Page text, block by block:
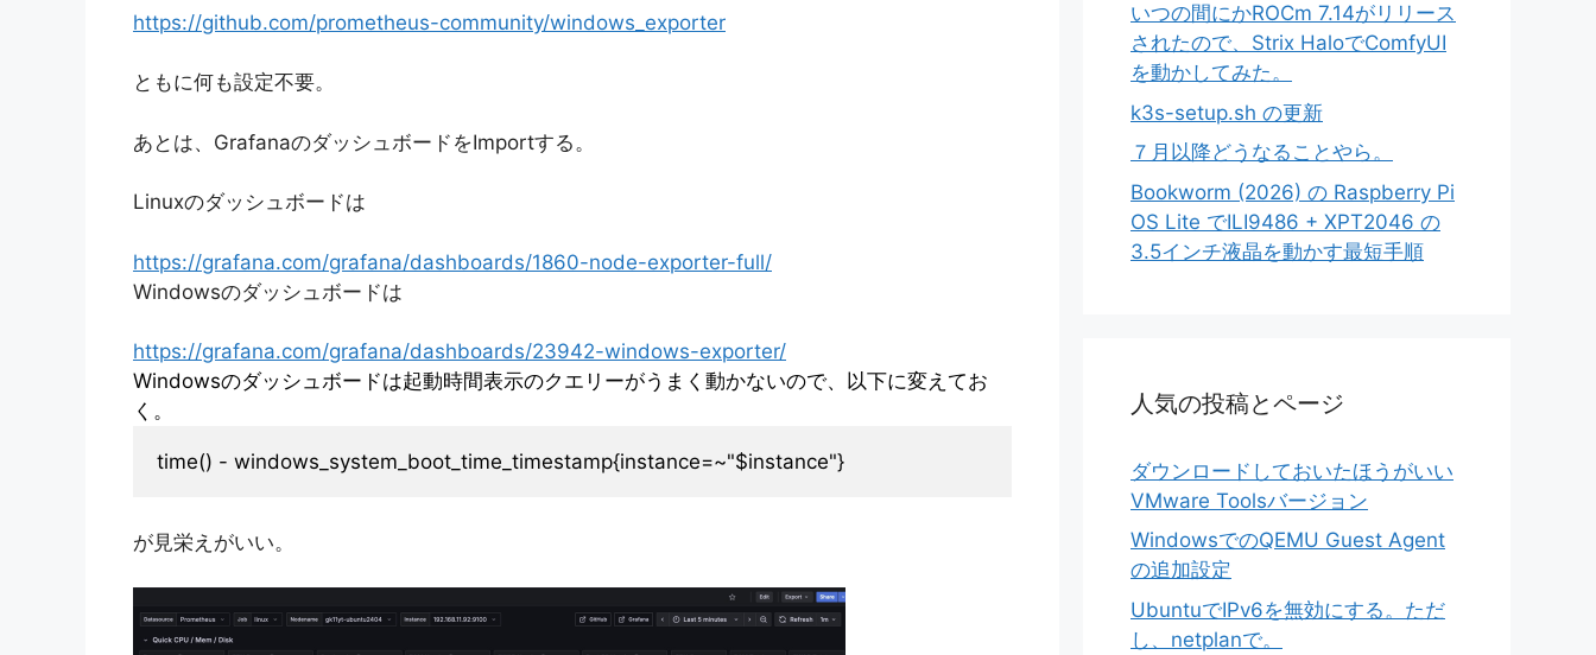
https://github.com/prometheus-community/windows_exporter
ともに何も設定不要。
あとは、GrafanaのダッシュボードをImportする。
Linuxのダッシュボードは
https://grafana.com/grafana/dashboards/1860-node-exporter-full/
Windowsのダッシュボードは
https://grafana.com/grafana/dashboards/23942-windows-exporter/
Windowsのダッシュボードは起動時間表示のクエリーがうまく動かないので、以下に変えてお
く。
time() - windows_system_boot_time_timestamp{instance=~"$instance"}
が見栄えがいい。
いつの間にかROCm 7.14がリリース
されたので、Strix HaloでComfyUI
を動かしてみた。
k3s-setup.sh の更新
７月以降どうなることやら。
Bookworm (2026) の Raspberry Pi
OS Lite でILI9486 + XPT2046 の
3.5インチ液晶を動かす最短手順
人気の投稿とページ
ダウンロードしておいたほうがいい
VMware Toolsバージョン
WindowsでのQEMU Guest Agent
の追加設定
UbuntuでIPv6を無効にする。ただ
し、netplanで。